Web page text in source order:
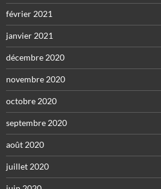
février 2021
janvier 2021
décembre 2020
novembre 2020
octobre 2020
septembre 2020
août 2020
juillet 2020